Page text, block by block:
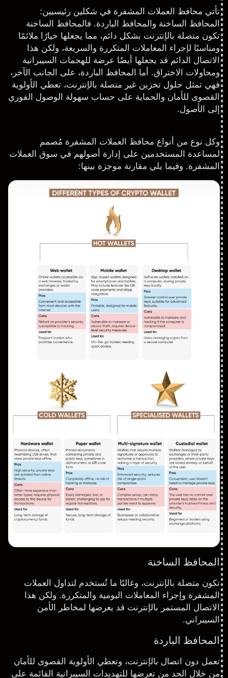
تأتي محافظ العملات المشفرة في شكلين رئيسيين:
المحافظ الساخنة والمحافظ الباردة. فالمحافظ الساخنة
تكون متصلة بالإنترنت بشكل دائم، مما يجعلها خيارًا ملائمًا
ومناسبًا لإجراء المعاملات المتكررة والسريعة، ولكن هذا
الاتصال الدائم قد يجعلها أيضًا عرضة للهجمات السيبرانية
ومحاولات الاختراق. أما المحافظ الباردة، على الجانب الآخر،
فهي تمثل حلول تخزين غير متصلة بالإنترنت، تعطي الأولوية
القصوى للأمان والحماية على حساب سهولة الوصول الفوري
إلى الأصول.
وكل نوع من أنواع محافظ العملات المشفرة مُصمم
لمساعدة المستخدمين على إدارة أصولهم في سوق العملات
المشفرة. وفيما يلي مقارنة موجزة بينها:
المحافظ الساخنة
تكون متصلة بالإنترنت، وغالبًا ما تُستخدم لتداول العملات
المشفرة وإجراء المعاملات اليومية والمتكررة. ولكن هذا
الاتصال المستمر بالإنترنت قد يعرضها لمخاطر الأمن
السيبراني.
المحافظ الباردة
تعمل دون اتصال بالإنترنت، وتعطي الأولوية القصوى للأمان
من خلال الحد من تعرضها للتهديدات السيبرانية القائمة على